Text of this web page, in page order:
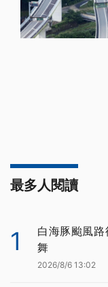
最多人閱讀
1
白海豚颱風
舞
2026/8/6 13:02